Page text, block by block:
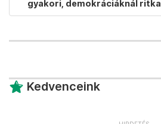
gyakori, demokráciáknál ritka
Kedvenceink